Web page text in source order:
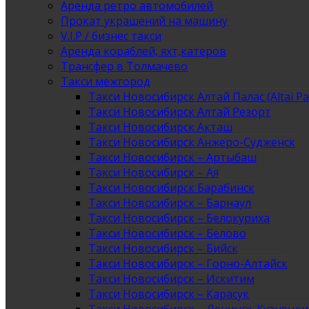
Аренда ретро автомобилей
Прокат украшений на машину
V.I.P / бизнес такси
Аренда кораблей, яхт,катеров
Трансфер в Толмачево
Такси межгород
Такси Новосибирск Алтай Палас (Altai
Такси Новосибирск Алтай Резорт
Такси Новосибирск Акташ
Такси Новосибирск Анжеро-Судженск
Такси Новосибирск – Артыбаш
Такси Новосибирск – Ая
Такси Новосибирск Барабинск
Такси Новосибирск – Барнаул
Такси Новосибирск – Белокуриха
Такси Новосибирск – Белово
Такси Новосибирск – Бийск
Такси Новосибирск – Горно-Алтайск
Такси Новосибирск – Искитим
Такси Новосибирск – Карасук